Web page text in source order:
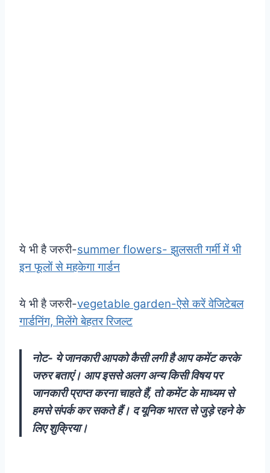
ये भी है जरुरी-summer flowers- झुलसती गर्मी में भी
इन फूलों से महकेगा गार्डन
ये भी है जरुरी-vegetable garden-ऐसे करें वेजिटेबल
गार्डनिंग, मिलेंगे बेहतर रिजल्ट
नोट- ये जानकारी आपको कैसी लगी है आप कमेंट करके
जरुर बताएं। आप इससे अलग अन्य किसी विषय पर
जानकारी प्राप्त करना चाहते हैं, तो कमेंट के माध्यम से
हमसे संपर्क कर सकते हैं। द यूनिक भारत से जुड़े रहने के
लिए शुक्रिया।